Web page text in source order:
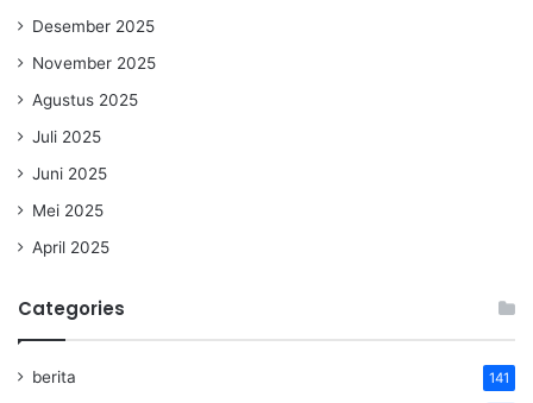
Desember 2025
November 2025
Agustus 2025
Juli 2025
Juni 2025
Mei 2025
April 2025
Categories
berita 141